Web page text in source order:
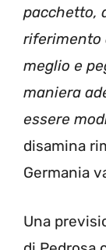
pacchetto,
riferimento
meglio e
maniera
essere
disamina
Germania
Una